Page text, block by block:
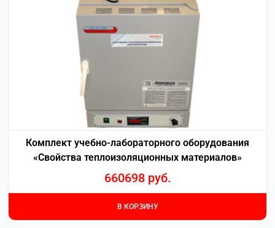
Комплект учебно-лабораторного оборудования
«Свойства теплоизоляционных материалов»
660698 руб.
В КОРЗИНУ